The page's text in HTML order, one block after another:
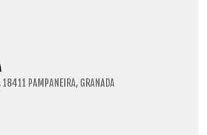
18411 PAMPANEIRA, GRANADA